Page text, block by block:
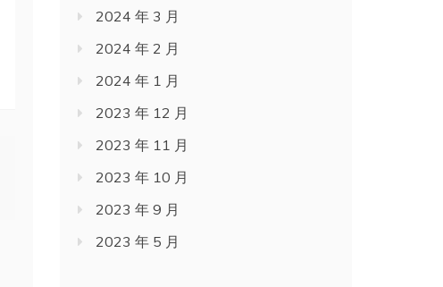
2024 年 3 月
2024 年 2 月
2024 年 1 月
2023 年 12 月
2023 年 11 月
2023 年 10 月
2023 年 9 月
2023 年 5 月